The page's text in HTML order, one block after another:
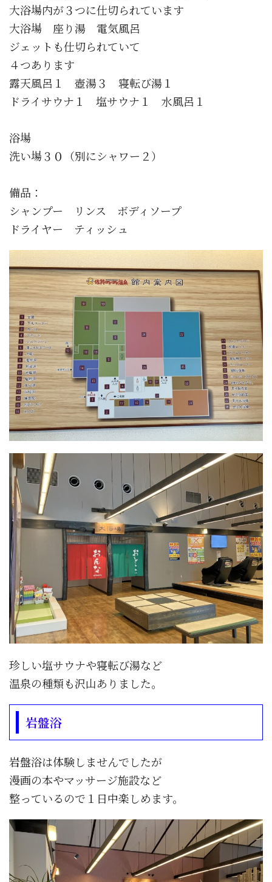
大浴場内が３つに仕切られています
大浴場 座り湯 電気風呂
ジェットも仕切られていて
４つあります
露天風呂１ 壺湯３ 寝転び湯１
ドライサウナ１ 塩サウナ１ 水風呂１
浴場
洗い場３０（別にシャワー２）
備品：
シャンプー リンス ボディソープ
ドライヤー ティッシュ
珍しい塩サウナや寝転び湯など
温泉の種類も沢山ありました。
岩盤浴
岩盤浴は体験しませんでしたが
漫画の本やマッサージ施設など
整っているので１日中楽しめます。